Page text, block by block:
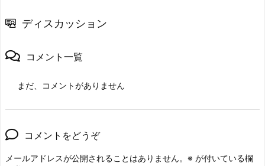
ディスカッション
コメント一覧
まだ、コメントがありません
コメントをどうぞ
メールアドレスが公開されることはありません。 ※ が付いている欄